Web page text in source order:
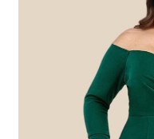
ACCESORIOS